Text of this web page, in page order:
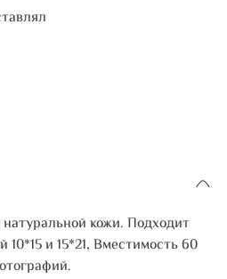
кожи. Подходит
и 15*21, Вместимость 60